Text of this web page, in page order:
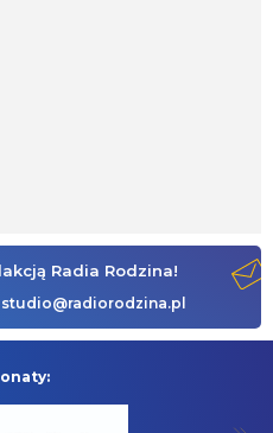
Radia Rodzina!
studio@radiorodzina.pl